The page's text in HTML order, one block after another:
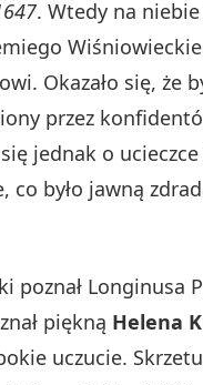
. Wtedy na
Okazało się, że
przez
się jednak o
było jawną
poznał
piękną Helena
uczucie.